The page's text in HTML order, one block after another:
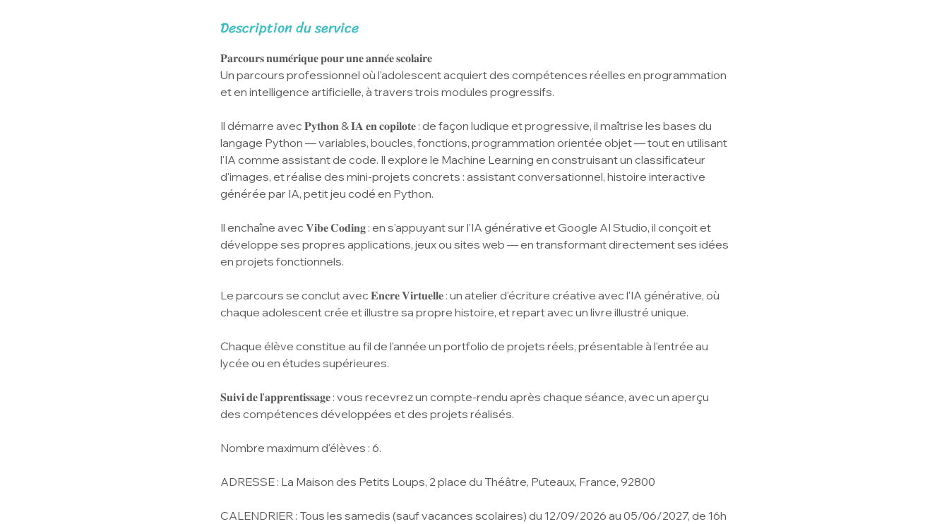
e
2
s
e
t
.
Description du service
𝐏𝐚𝐫𝐜𝐨𝐮𝐫𝐬 𝐧𝐮𝐦𝐞́𝐫𝐢𝐪𝐮𝐞 𝐩𝐨𝐮𝐫 𝐮𝐧𝐞 𝐚𝐧𝐧𝐞́𝐞 𝐬𝐜𝐨𝐥𝐚𝐢𝐫𝐞
Un parcours professionnel où l'adolescent acquiert des compétences réelles en programmation
et en intelligence artificielle, à travers trois modules progressifs.
Il démarre avec 𝐏𝐲𝐭𝐡𝐨𝐧 & 𝐈𝐀 𝐞𝐧 𝐜𝐨𝐩𝐢𝐥𝐨𝐭𝐞 : de façon ludique et progressive, il maîtrise les bases du
langage Python — variables, boucles, fonctions, programmation orientée objet — tout en utilisant
l'IA comme assistant de code. Il explore le Machine Learning en construisant un classificateur
d'images, et réalise des mini-projets concrets : assistant conversationnel, histoire interactive
générée par IA, petit jeu codé en Python.
Il enchaîne avec 𝐕𝐢𝐛𝐞 𝐂𝐨𝐝𝐢𝐧𝐠 : en s'appuyant sur l'IA générative et Google AI Studio, il conçoit et
développe ses propres applications, jeux ou sites web — en transformant directement ses idées
en projets fonctionnels.
Le parcours se conclut avec 𝐄𝐧𝐜𝐫𝐞 𝐕𝐢𝐫𝐭𝐮𝐞𝐥𝐥𝐞 : un atelier d'écriture créative avec l'IA générative, où
chaque adolescent crée et illustre sa propre histoire, et repart avec un livre illustré unique.
Chaque élève constitue au fil de l'année un portfolio de projets réels, présentable à l'entrée au
lycée ou en études supérieures.
𝐒𝐮𝐢𝐯𝐢 𝐝𝐞 𝐥'𝐚𝐩𝐩𝐫𝐞𝐧𝐭𝐢𝐬𝐬𝐚𝐠𝐞 : vous recevrez un compte-rendu après chaque séance, avec un aperçu
des compétences développées et des projets réalisés.
Nombre maximum d'élèves : 6.
ADRESSE : La Maison des Petits Loups, 2 place du Théâtre, Puteaux, France, 92800
CALENDRIER : Tous les samedis (sauf vacances scolaires) du 12/09/2026 au 05/06/2027, de 16h